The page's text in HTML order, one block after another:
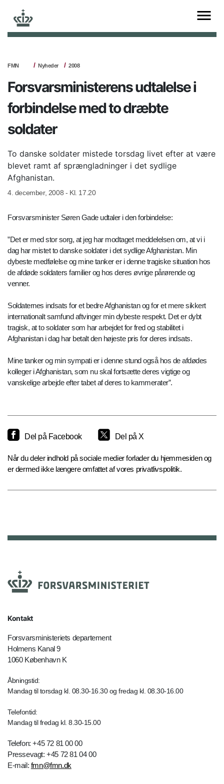
FMN Nyheder 2008
Forsvarsministerens udtalelse i
forbindelse med to dræbte
soldater
To danske soldater mistede torsdag livet efter at være
blevet ramt af sprængladninger i det sydlige
Afghanistan.
4. december, 2008 - Kl. 17.20
Forsvarsminister Søren Gade udtaler i den forbindelse:
”Det er med stor sorg, at jeg har modtaget meddelelsen om, at vi i
dag har mistet to danske soldater i det sydlige Afghanistan. Min
dybeste medfølelse og mine tanker er i denne tragiske situation hos
de afdøde soldaters familier og hos deres øvrige pårørende og
venner.
Soldaternes indsats for et bedre Afghanistan og for et mere sikkert
internationalt samfund aftvinger min dybeste respekt. Det er dybt
tragisk, at to soldater som har arbejdet for fred og stabilitet i
Afghanistan i dag har betalt den højeste pris for deres indsats.
Mine tanker og min sympati er i denne stund også hos de afdødes
kolleger i Afghanistan, som nu skal fortsætte deres vigtige og
vanskelige arbejde efter tabet af deres to kammerater”.
Del på Facebook Del på X
Når du deler indhold på sociale medier forlader du hjemmesiden og
er dermed ikke længere omfattet af vores privatlivspolitik.
Kontakt
Forsvarsministeriets departement
Holmens Kanal 9
1060 København K
Åbningstid:
Mandag til torsdag kl. 08.30-16.30 og fredag kl. 08.30-16.00
Telefontid:
Mandag til fredag kl. 8.30-15.00
Telefon: +45 72 81 00 00
Pressevagt: +45 72 81 04 00
E-mail: fmn@fmn.dk